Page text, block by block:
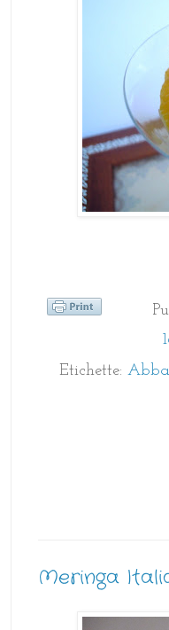
Etichette:
Meringa